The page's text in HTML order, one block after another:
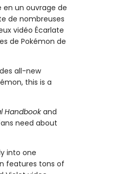
un ouvrage de
de nombreuses
vidéo Écarlate
de Pokémon de
all-new
this is a
Handbookand
need about
into one
features tons of